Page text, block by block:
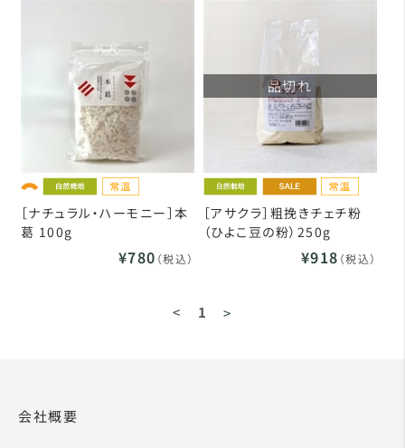
［ナチュラル・ハーモニー］本
葛 100g
¥780 （税込）
品切れ
［アサクラ］粗挽きチェチ粉
（ひよこ豆の粉）250g
¥918 （税込）
< 1 >
会社概要